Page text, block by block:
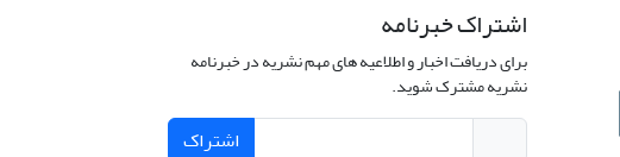
اشتراک خبرنامه
برای دریافت اخبار و اطلاعیه های مهم نشریه در خبرنامه
نشریه مشترک شوید.
اشتراک